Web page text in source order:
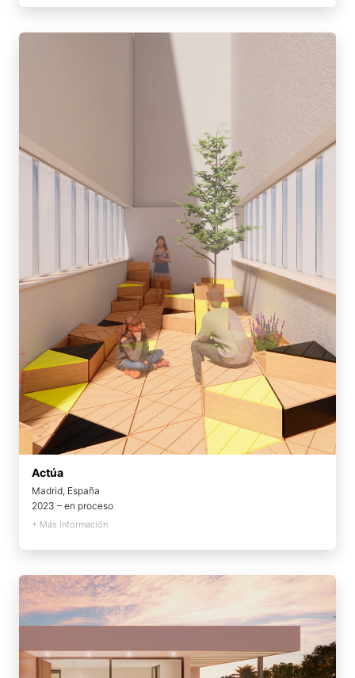
Actúa
Madrid, España
2023 – en proceso
+ Más información